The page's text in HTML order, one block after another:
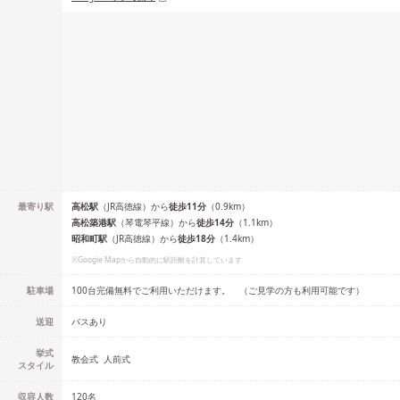
最寄り駅 高松駅 （JR高徳線） から徒歩11分 （0.9km）
高松築港駅 （琴電琴平線） から徒歩14分 （1.1km）
昭和町駅 （JR高徳線） から徒歩18分 （1.4km）
※Google Mapから自動的に駅距離を計算しています
駐車場 100台完備無料でご利用いただけます。 （ご見学の方も利用可能です）
送迎 バスあり
挙式
スタイル
教会式 人前式
収容人数 120名